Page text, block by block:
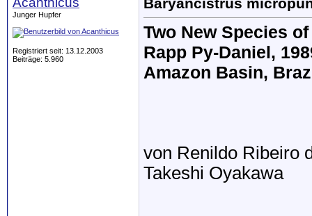
Junger Hupfer
Registriert seit: 13.12.2003
Beiträge: 5.960
Baryancistrus
Two New Species
Rapp Py-Daniel,
Amazon Basin,
von Renildo Ribeiro
Takeshi Oyakawa